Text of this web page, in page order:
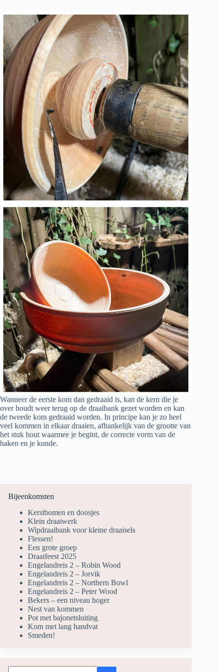
Wanneer de eerste kom dan gedraaid is, kan de kern die je
over houdt weer terug op de draaibank gezet worden en kan
de tweede kom gedraaid worden. In principe kan je zo heel
veel kommen in elkaar draaien, afhankelijk van de grootte van
het stuk hout waarmee je begint, de correcte vorm van de
haken en je kunde.
Bijeenkomsten
Kerstbomen en doosjes
Klein draaiwerk
Wipdraaibank voor kleine draaisels
Flessen!
Een grote groep
Draaifeest 2025
Engelandreis 2 – Robin Wood
Engelandreis 2 – Jorvik
Engelandreis 2 – Northern Bowl
Engelandreis 2 – Peter Wood
Bekers – een niveau hoger
Nest van kommen
Pot met bajonetsluiting
Kom met lang handvat
Smeden!